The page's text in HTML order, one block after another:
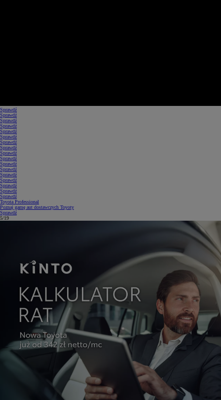
Sprawdź
Sprawdź
Sprawdź
Sprawdź
Sprawdź
Sprawdź
Sprawdź
Sprawdź
Sprawdź
Sprawdź
Sprawdź
Sprawdź
Sprawdź
Sprawdź
Sprawdź
Sprawdź
Sprawdź
Toyota Professional
Poznaj gamę aut dostawczych Toyoty
Sprawdź
5/19